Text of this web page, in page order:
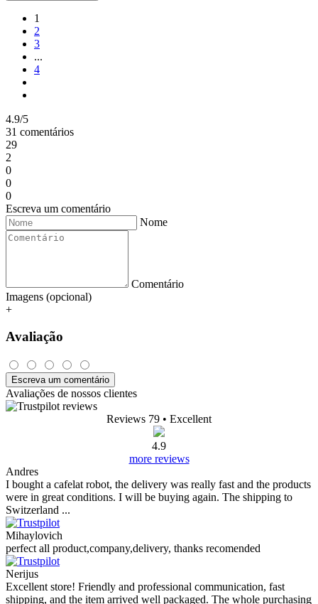
1
2
3
...
4
4.9/5
31 comentários
29
2
0
0
0
Escreva um comentário
Nome
Comentário
Imagens (opcional)
+
Avaliação
Escreva um comentário
Avaliações de nossos clientes
Reviews 79 • Excellent
4.9
more reviews
Andres
I bought a cafelat robot, the delivery was really fast and the products
were in great conditions. I will be buying again. The shipping to
Switzerland ...
Mihaylovich
perfect all product,company,delivery, thanks recomended
Nerijus
Excellent store! Friendly and professional communication, fast
shipping, and the item arrived well packaged. The whole purchasing